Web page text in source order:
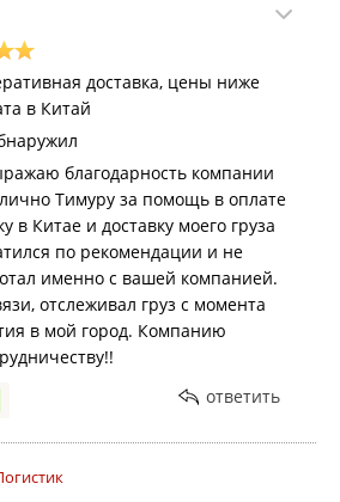
доставка, цены ниже
в Китай
благодарность компании
Тимуру за помощь в оплате
в Китае и доставку моего груза
по рекомендации и не
именно с вашей компанией.
отслеживал груз с момента
в мой город. Компанию
ответить